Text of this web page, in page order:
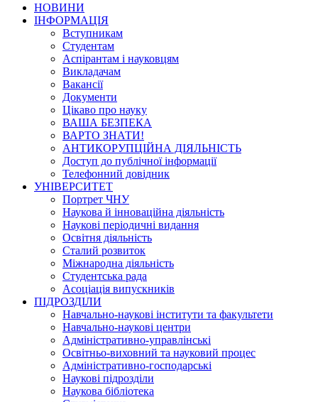
НОВИНИ
ІНФОРМАЦІЯ
Вступникам
Студентам
Аспірантам і науковцям
Викладачам
Вакансії
Документи
Цікаво про науку
ВАША БЕЗПЕКА
ВАРТО ЗНАТИ!
АНТИКОРУПЦІЙНА ДІЯЛЬНІСТЬ
Доступ до публічної інформації
Телефонний довідник
УНІВЕРСИТЕТ
Портрет ЧНУ
Наукова й інноваційна діяльність
Наукові періодичні видання
Освітня діяльність
Сталий розвиток
Міжнародна діяльність
Студентська рада
Асоціація випускників
ПІДРОЗДІЛИ
Навчально-наукові інститути та факультети
Навчально-наукові центри
Адміністративно-управлінські
Освітньо-виховний та науковий процес
Адміністративно-господарські
Наукові підрозділи
Наукова бібліотека